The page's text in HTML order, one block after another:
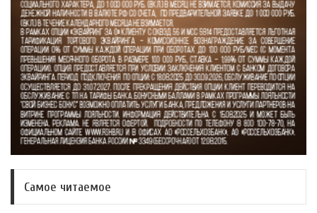
Самое читаемое